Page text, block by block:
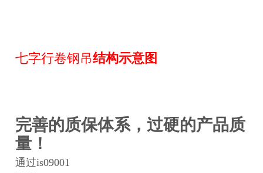
七字行卷钢吊结构示意图
完善的质保体系，过硬的产品质
量！
通过is09001